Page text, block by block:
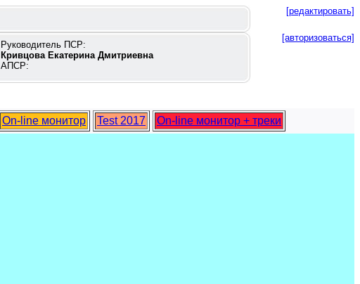
[редактировать]
Руководитель ПСР:
Кривцова Екатерина Дмитриевна
АПСР:
[авторизоваться]
On-line монитор Test 2017 On-line монитор + треки